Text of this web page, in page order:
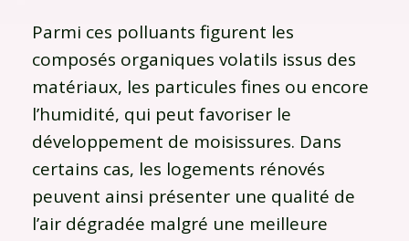
Parmi ces polluants figurent les
composés organiques volatils issus des
matériaux, les particules fines ou encore
l’humidité, qui peut favoriser le
développement de moisissures. Dans
certains cas, les logements rénovés
peuvent ainsi présenter une qualité de
l’air dégradée malgré une meilleure